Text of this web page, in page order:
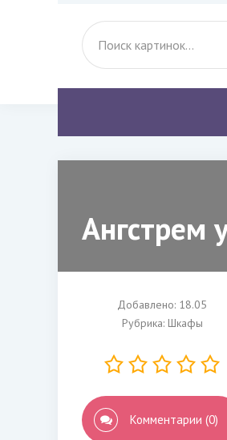
Ангстрем
Добавлено: 18.05
Рубрика: Шкафы
Комментарии (0)